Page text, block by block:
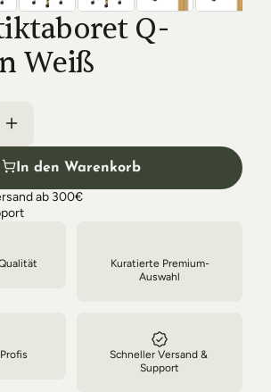
Q-
Weiß
In den Warenkorb
ab 300€
Kuratierte Premium-
Auswahl
Schneller Versand &
Support